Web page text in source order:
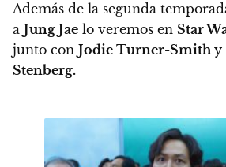
Además de la segunda
a Jung Jae lo veremos en Star
junto con Jodie Turner-Smithy
Stenberg.